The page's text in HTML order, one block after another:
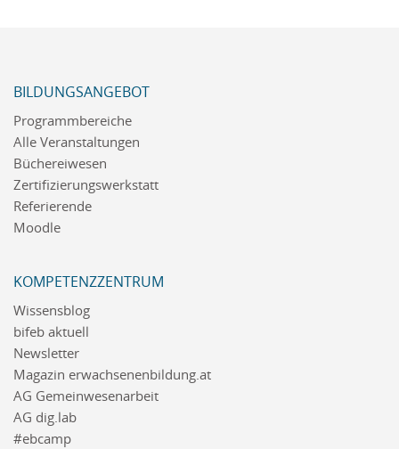
BILDUNGSANGEBOT
Programmbereiche
Alle Veranstaltungen
Büchereiwesen
Zertifizierungswerkstatt
Referierende
Moodle
KOMPETENZZENTRUM
Wissensblog
bifeb aktuell
Newsletter
Magazin erwachsenenbildung.at
AG Gemeinwesenarbeit
AG dig.lab
#ebcamp